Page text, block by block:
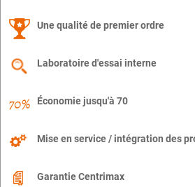
Une qualité de premier ordre
Laboratoire d'essai interne
Économie jusqu'à 70
Mise en service / intégration des
Garantie Centrimax